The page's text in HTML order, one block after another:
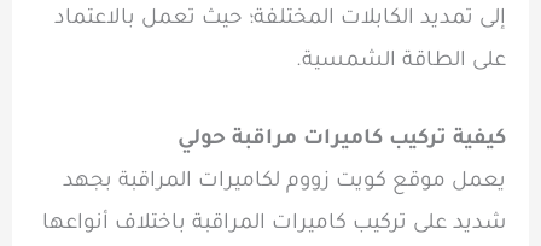
إلى تمديد الكابلات المختلفة؛ حيث تعمل بالاعتماد
على الطاقة الشمسية.
كيفية تركيب كاميرات مراقبة حولي
يعمل موقع كويت زووم لكاميرات المراقبة بجهد
شديد على تركيب كاميرات المراقبة باختلاف أنواعها